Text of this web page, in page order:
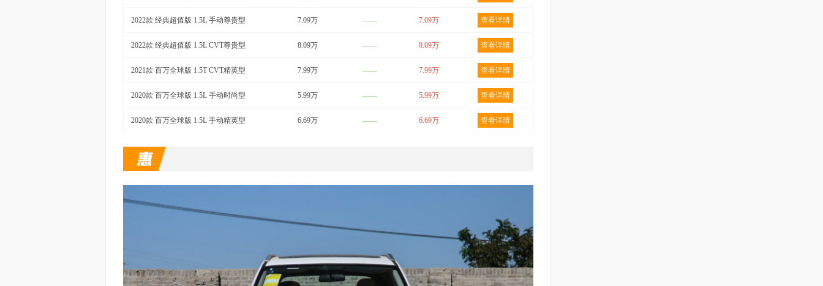
2022款 经典超值版 1.5L 手动尊贵型 7.09万 ------ 7.09万 查看详情
2022款 经典超值版 1.5L CVT尊贵型 8.09万 ------ 8.09万 查看详情
2021款 百万全球版 1.5T CVT精英型 7.99万 ------ 7.99万 查看详情
2020款 百万全球版 1.5L 手动时尚型 5.99万 ------ 5.99万 查看详情
2020款 百万全球版 1.5L 手动精英型 6.69万 ------ 6.69万 查看详情